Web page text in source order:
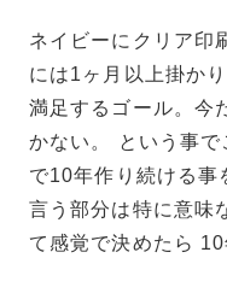
ネイビーにクリア印
には1ヶ月以上掛か
満足するゴール。今
かない。 という事
で10年作り続ける事
言う部分は特に意味
て感覚で決めたら